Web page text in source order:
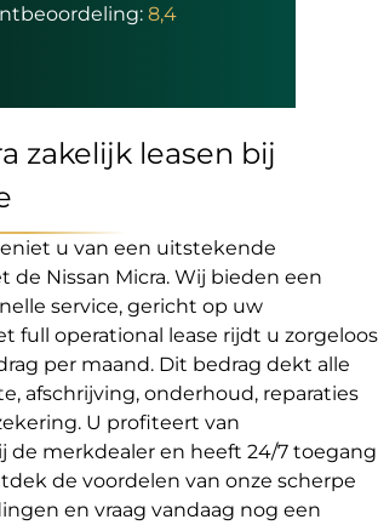
zakelijk leasen bij
u van een uitstekende
de Nissan Micra. Wij bieden een
service, gericht op uw
full operational lease rijdt u zorgeloos
per maand. Dit bedrag dekt alle
afschrijving, onderhoud, reparaties
U profiteert van
de merkdealer en heeft 24/7 toegang
de voordelen van onze scherpe
en vraag vandaag nog een
8,4